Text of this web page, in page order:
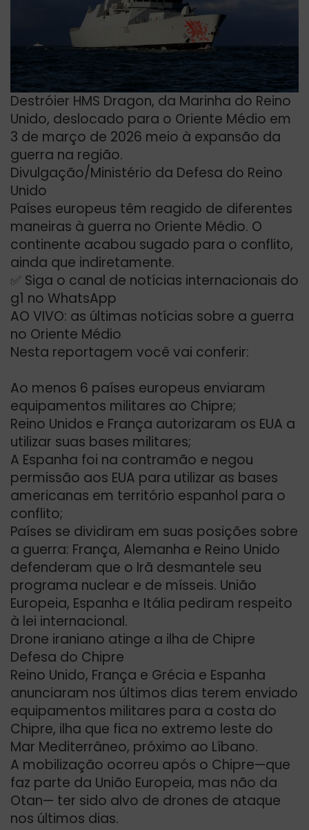
Destróier HMS Dragon, da Marinha do Reino
Unido, deslocado para o Oriente Médio em
3 de março de 2026 meio à expansão da
guerra na região.
Divulgação/Ministério da Defesa do Reino
Unido
Países europeus têm reagido de diferentes
maneiras à guerra no Oriente Médio. O
continente acabou sugado para o conflito,
ainda que indiretamente.
✅ Siga o canal de notícias internacionais do
g1 no WhatsApp
AO VIVO: as últimas notícias sobre a guerra
no Oriente Médio
Nesta reportagem você vai conferir:
Ao menos 6 países europeus enviaram
equipamentos militares ao Chipre;
Reino Unidos e França autorizaram os EUA a
utilizar suas bases militares;
A Espanha foi na contramão e negou
permissão aos EUA para utilizar as bases
americanas em território espanhol para o
conflito;
Países se dividiram em suas posições sobre
a guerra: França, Alemanha e Reino Unido
defenderam que o Irã desmantele seu
programa nuclear e de mísseis. União
Europeia, Espanha e Itália pediram respeito
à lei internacional.
Drone iraniano atinge a ilha de Chipre
Defesa do Chipre
Reino Unido, França e Grécia e Espanha
anunciaram nos últimos dias terem enviado
equipamentos militares para a costa do
Chipre, ilha que fica no extremo leste do
Mar Mediterrâneo, próximo ao Líbano.
A mobilização ocorreu após o Chipre—que
faz parte da União Europeia, mas não da
Otan— ter sido alvo de drones de ataque
nos últimos dias.